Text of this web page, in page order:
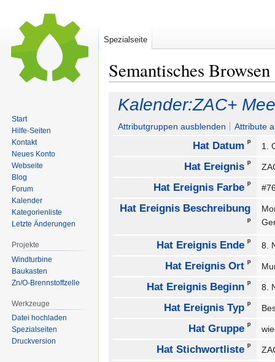
Semantisches Browsen
Zur
Navigation
springen
Zur
Suche
springen
Kalender:ZAC+
Attributgruppen ausblenden Attribute
Hat Datum ᵖ 1.
Hat Ereignis ᵖ
Hat Ereignis Farbe ᵖ
Hat Ereignis Beschreibung
ᵖ
Hat Ereignis Ende ᵖ 8.
Hat Ereignis Ort ᵖ
Hat Ereignis Beginn ᵖ 8.
Hat Ereignis Typ ᵖ
Hat Gruppe ᵖ
Hat Stichwortliste ᵖ
Spezialseite
Start
Hilfe-Seiten
Kontakt
Neues Konto
Webseite
Blog
Forum
Kalender
Kategorienliste
Letzte Änderungen
Projekte
Windturbine
Baukasten
Zn/O-Brennstoffzelle
Werkzeuge
Datei hochladen
Spezialseiten
Druckversion